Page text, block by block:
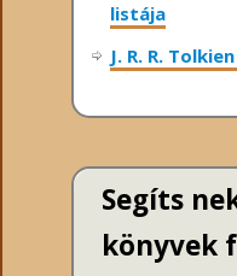
listája
J. R. R.
Segíts
könyvek